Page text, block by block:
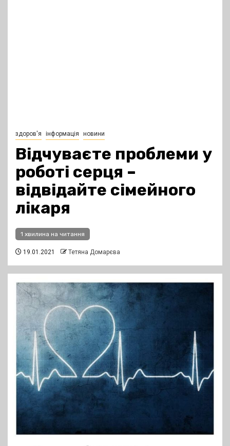
здоров'я інформація новини
Відчуваєте проблеми у
роботі серця –
відвідайте сімейного
лікаря
1 хвилина на читання
19.01.2021 Тетяна Домарєва